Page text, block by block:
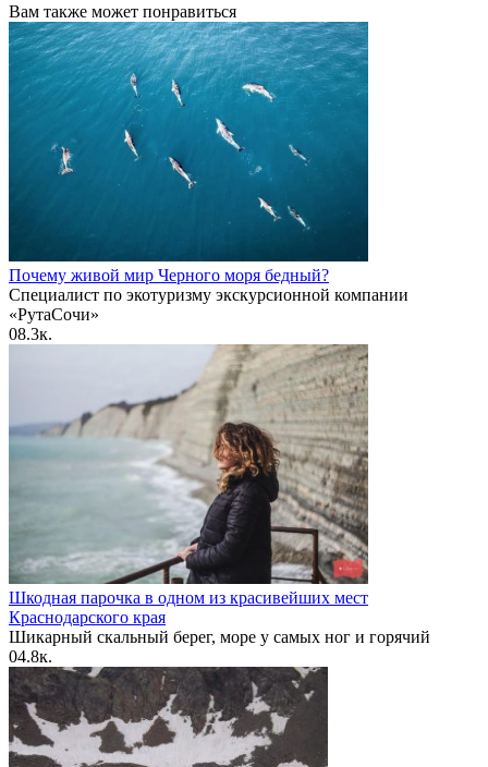
Вам также может понравиться
Почему живой мир Черного моря бедный?
Специалист по экотуризму экскурсионной компании
«РутаСочи»
08.3к.
Шкодная парочка в одном из красивейших мест
Краснодарского края
Шикарный скальный берег, море у самых ног и горячий
04.8к.